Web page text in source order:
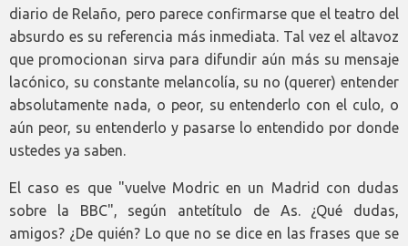
diario de Relaño, pero parece confirmarse que el teatro del
absurdo es su referencia más inmediata. Tal vez el altavoz
que promocionan sirva para difundir aún más su mensaje
lacónico, su constante melancolía, su no (querer) entender
absolutamente nada, o peor, su entenderlo con el culo, o
aún peor, su entenderlo y pasarse lo entendido por donde
ustedes ya saben.
El caso es que "vuelve Modric en un Madrid con dudas
sobre la BBC", según antetítulo de As. ¿Qué dudas,
amigos? ¿De quién? Lo que no se dice en las frases que se